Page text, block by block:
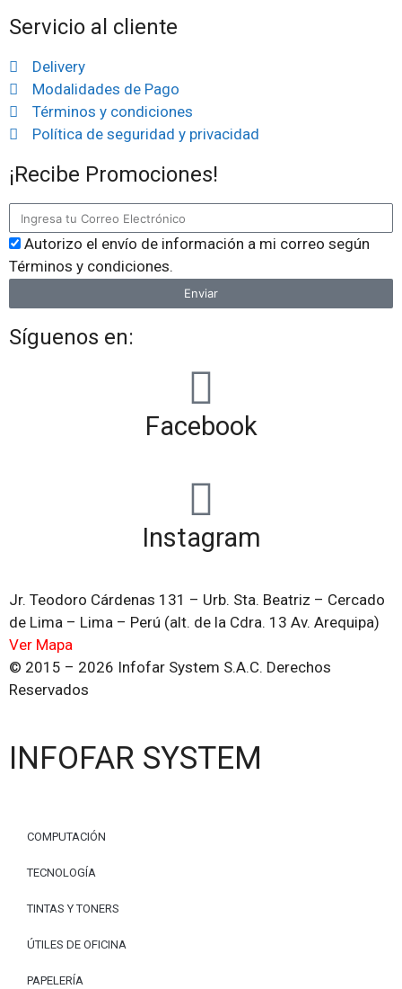
Servicio al cliente
Delivery
Modalidades de Pago
Términos y condiciones
Política de seguridad y privacidad
¡Recibe Promociones!
Autorizo el envío de información a mi correo según
Términos y condiciones.
Enviar
Síguenos en:
Facebook
Instagram
Jr. Teodoro Cárdenas 131 – Urb. Sta. Beatriz – Cercado
de Lima – Lima – Perú (alt. de la Cdra. 13 Av. Arequipa)
Ver Mapa
© 2015 – 2026 Infofar System S.A.C. Derechos
Reservados
INFOFAR SYSTEM
COMPUTACIÓN
TECNOLOGÍA
TINTAS Y TONERS
ÚTILES DE OFICINA
PAPELERÍA